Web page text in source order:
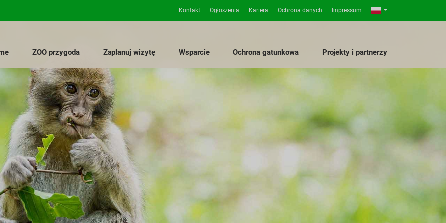
Kontakt Ogłoszenia Kariera Ochrona danych Impressum
ZOO przygoda Zaplanuj wizytę Wsparcie Ochrona gatunkowa Projekty i partnerzy